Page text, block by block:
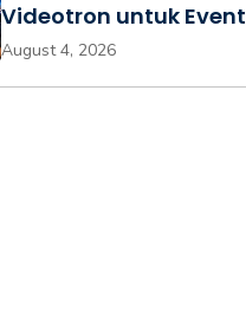
Videotron untuk Event
August 4, 2026